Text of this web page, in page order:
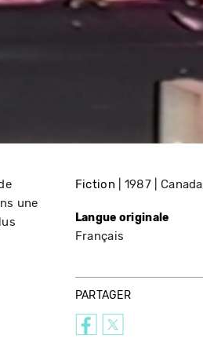
une
Fiction 1987 Canada
Langue originale
Français
PARTAGER